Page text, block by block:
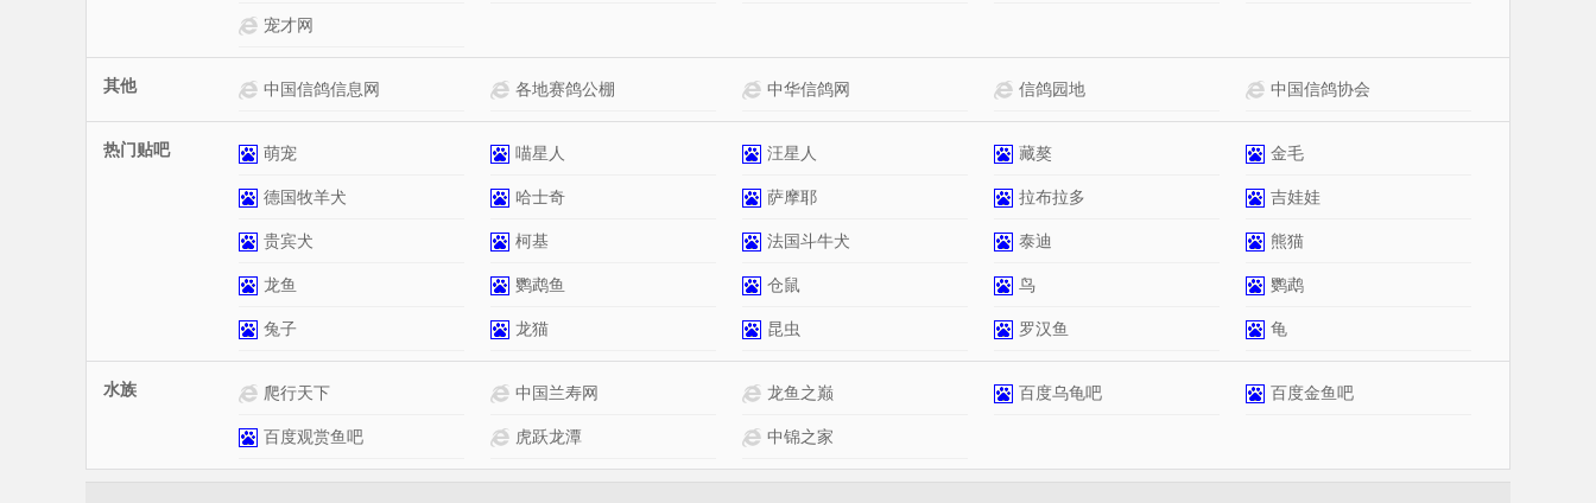
宠才网
其他 中国信鸽信息网 各地赛鸽公棚 中华信鸽网 信鸽园地
中国信鸽协会网站介绍 中国信鸽协会
热门贴吧 萌宠 喵星人 汪星人 藏獒
金毛网站介绍 金毛
德国牧羊犬 哈士奇 萨摩耶 拉布拉多 吉娃娃
贵宾犬 柯基 法国斗牛犬 泰迪 熊猫
龙鱼 鹦鹉鱼 仓鼠 鸟 鹦鹉
兔子 龙猫 昆虫 罗汉鱼 龟
水族 爬行天下 中国兰寿网 龙鱼之巅 百度乌龟吧
百度金鱼吧网站介绍 百度金鱼吧
百度观赏鱼吧 虎跃龙潭 中锦之家